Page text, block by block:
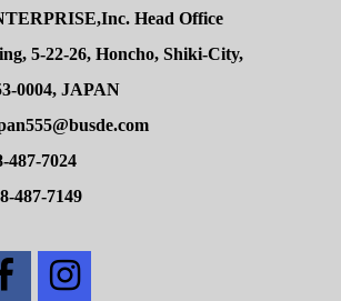
Head Office
5-22-26, Honcho, Shiki-City,
0004, JAPAN
487-7024
487-7149